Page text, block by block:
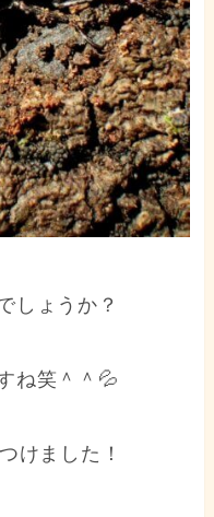
しょうか？
ね笑＾＾💦
けました！